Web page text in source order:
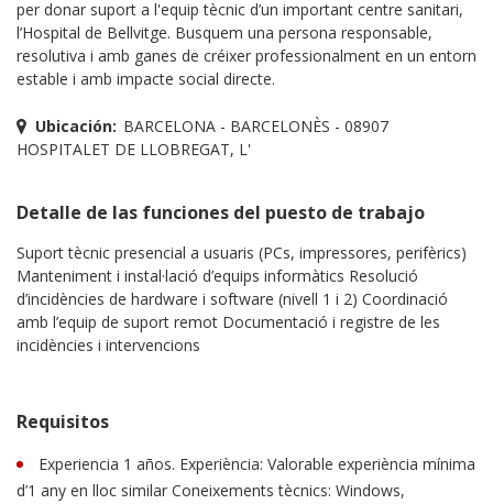
per donar suport a l'equip tècnic d’un important centre sanitari,
l’Hospital de Bellvitge. Busquem una persona responsable,
resolutiva i amb ganes de créixer professionalment en un entorn
estable i amb impacte social directe.
Ubicación: BARCELONA - BARCELONÈS - 08907
HOSPITALET DE LLOBREGAT, L'
Detalle de las funciones del puesto de trabajo
Suport tècnic presencial a usuaris (PCs, impressores, perifèrics)
Manteniment i instal·lació d’equips informàtics Resolució
d’incidències de hardware i software (nivell 1 i 2) Coordinació
amb l’equip de suport remot Documentació i registre de les
incidències i intervencions
Requisitos
Experiencia 1 años. Experiència: Valorable experiència mínima
d’1 any en lloc similar Coneixements tècnics: Windows,